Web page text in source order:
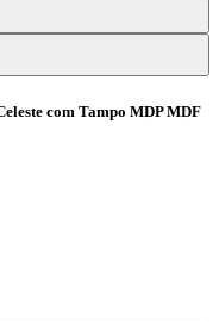
com Tampo MDP MDF